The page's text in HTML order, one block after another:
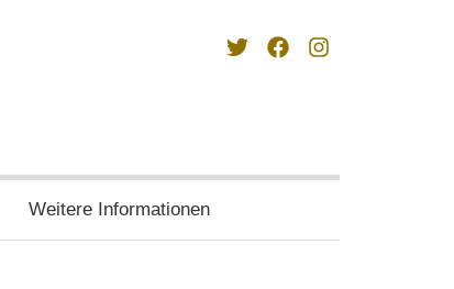
twitterwir
wir
Weitere Informationen